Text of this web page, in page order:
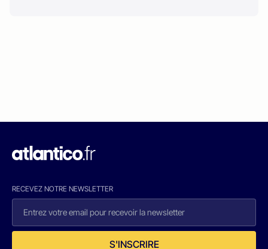
RECEVEZ NOTRE NEWSLETTER
S'INSCRIRE